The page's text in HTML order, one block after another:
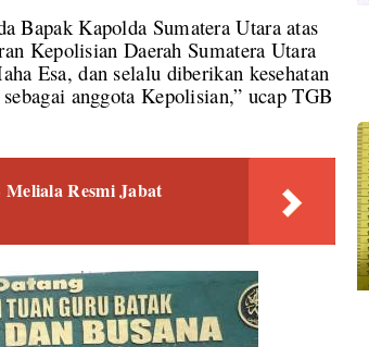
Bapak Kapolda Sumatera Utara atas
Kepolisian Daerah Sumatera Utara
Esa, dan selalu diberikan kesehatan
anggota Kepolisian,” ucap TGB
Resmi Jabat